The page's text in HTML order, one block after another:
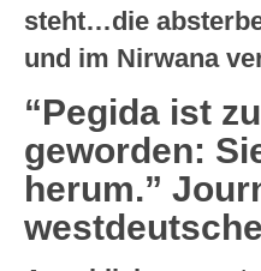
steht…die
und im Nirwana
“Pegida ist
geworden:
herum.”